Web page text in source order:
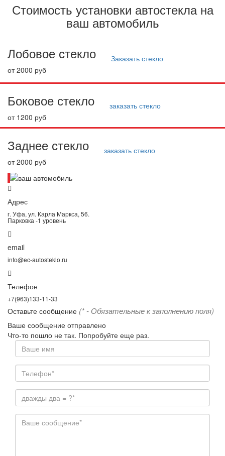
Стоимость установки автостекла на
ваш автомобиль
Лобовое стекло
от 2000 руб
Заказать стекло
Боковое стекло
от 1200 руб
заказать стекло
Заднее стекло
от 2000 руб
заказать стекло
Адрес
г. Уфа, ул. Карла Маркса, 56.
Парковка -1 уровень
email
info@ec-autosteklo.ru
Телефон
+7(963)133-11-33
Оставьте сообщение (* - Обязательные к заполнению поля)
Ваше сообщение отправлено
Что-то пошло не так. Попробуйте еще раз.